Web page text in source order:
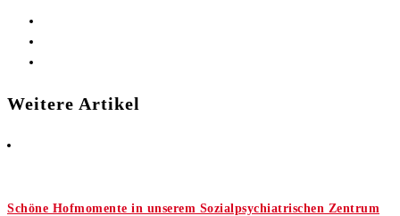
Weitere Artikel
Schöne Hofmomente in unserem Sozialpsychiatrischen Zentrum